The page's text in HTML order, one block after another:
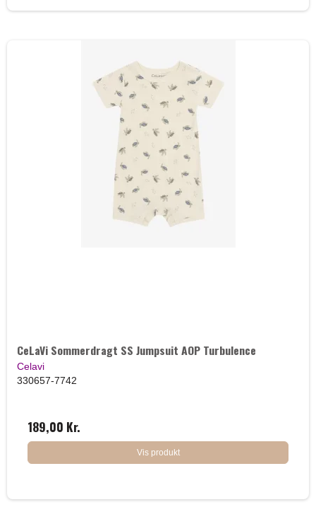
CeLaVi Sommerdragt SS Jumpsuit AOP Turbulence
Celavi
330657-7742
189,00 Kr.
Vis produkt